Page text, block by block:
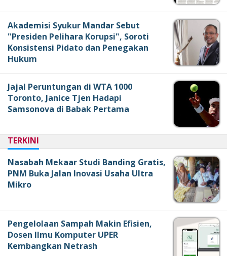
Akademisi Syukur Mandar Sebut
"Presiden Pelihara Korupsi", Soroti
Konsistensi Pidato dan Penegakan
Hukum
Jajal Peruntungan di WTA 1000
Toronto, Janice Tjen Hadapi
Samsonova di Babak Pertama
TERKINI
Nasabah Mekaar Studi Banding Gratis,
PNM Buka Jalan Inovasi Usaha Ultra
Mikro
Pengelolaan Sampah Makin Efisien,
Dosen Ilmu Komputer UPER
Kembangkan Netrash